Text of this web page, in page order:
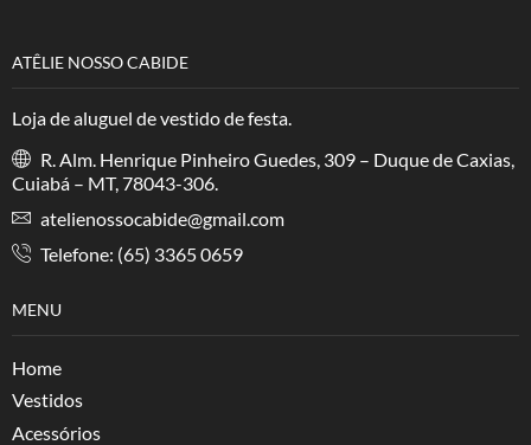
ATÊLIE NOSSO CABIDE
Loja de aluguel de vestido de festa.
R. Alm. Henrique Pinheiro Guedes, 309 – Duque de Caxias,
Cuiabá – MT, 78043-306.
atelienossocabide@gmail.com
Telefone: (65) 3365 0659
MENU
Home
Vestidos
Acessórios